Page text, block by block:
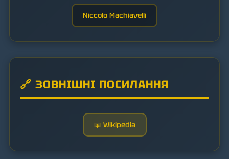
Niccolo Machiavelli
🔗 ЗОВНІШНІ ПОСИЛАННЯ
📖 Wikipedia